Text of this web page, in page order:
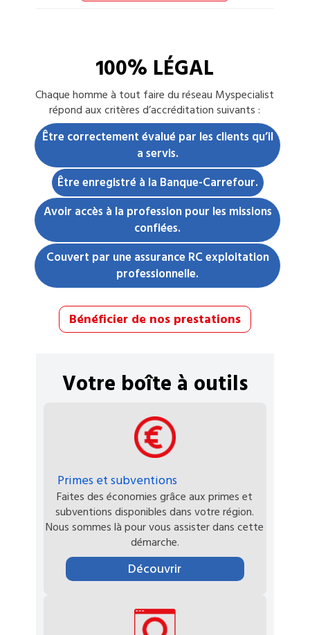
100% LÉGAL
Chaquehomme à tout fairedu réseau Myspecialist
répond aux critères d’accréditation suivants :
Être correctement évalué par les clients qu’il
a servis.
Être enregistré à la Banque-Carrefour.
Avoir accès à la profession pour les missions
confiées.
Couvert par une assurance RC exploitation
professionnelle.
Bénéficier de nos prestations
Votre boîte à outils
Primes et subventions
Faites des économies grâce aux primes et
subventions disponibles dans votre région.
Nous sommes là pour vous assister dans cette
démarche.
Découvrir